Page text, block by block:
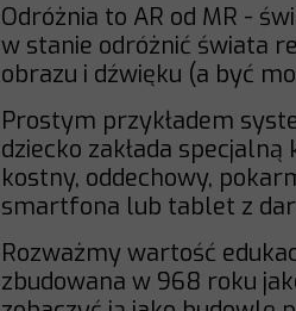
Odróżnia to AR od MR -
w stanie odróżnić świata
obrazu i dźwięku (a być
Prostym przykładem
dziecko zakłada
kostny, oddechowy,
smartfona lub tablet z
Rozważmy wartość
zbudowana w 968 roku